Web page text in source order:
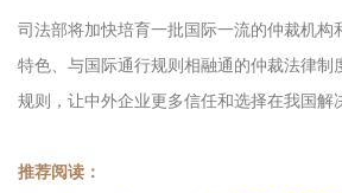
司法部将加快培育一批国际一流的仲裁机构
特色、与国际通行规则相融通的仲裁法律制
规则，让中外企业更多信任和选择在我国解
推荐阅读：